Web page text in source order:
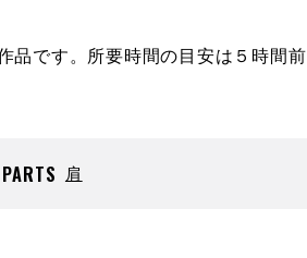
品です。所要時間の目安は５時間前
PARTS 肩